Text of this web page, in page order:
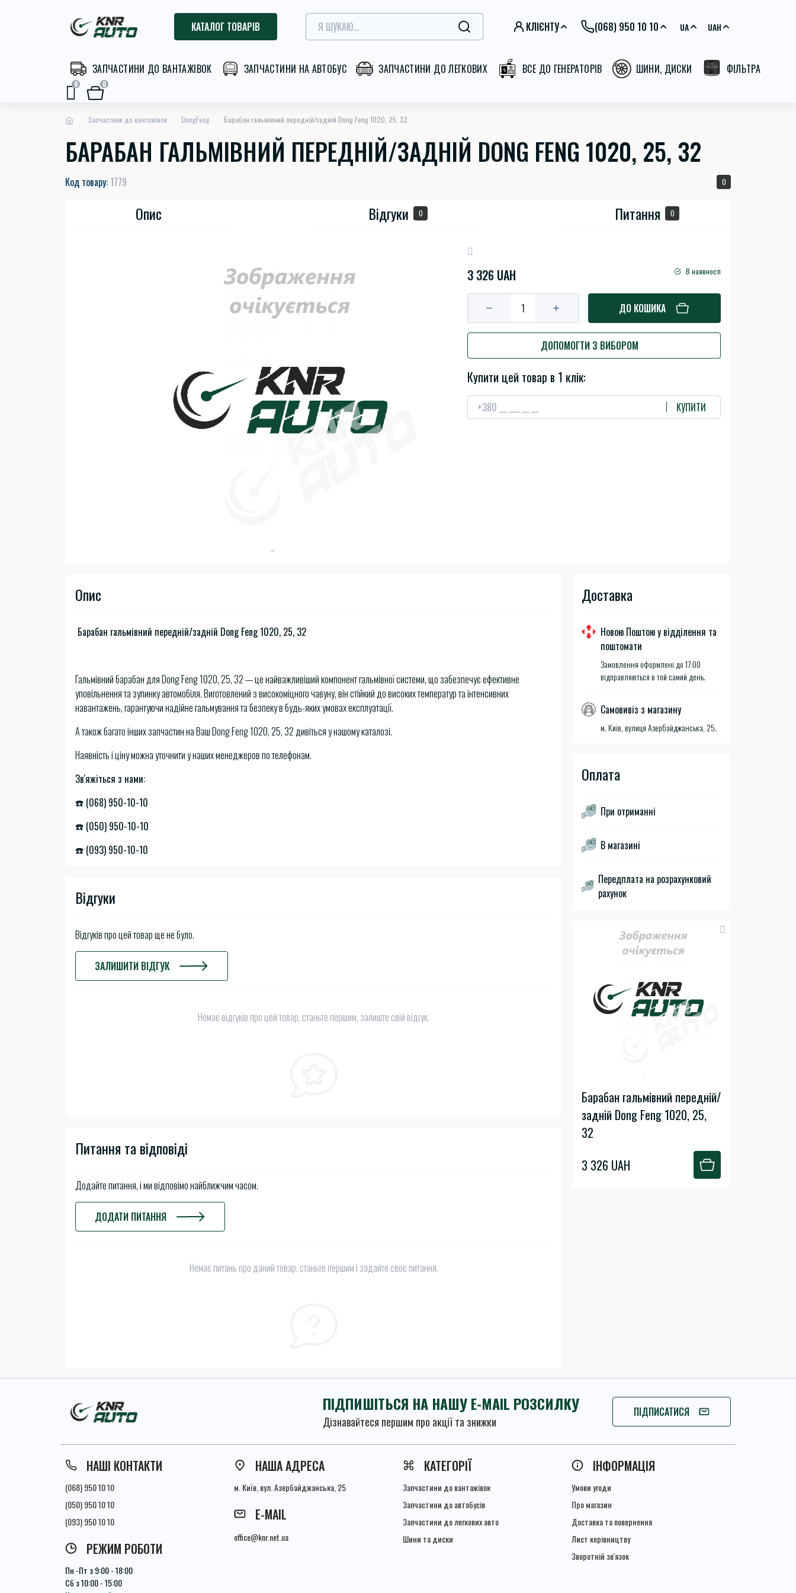
КАТАЛОГ ТОВАРІВ КЛІЄНТУ (068) 950 10 10 UA UAH
ЗАПЧАСТИНИ ДО ВАНТАЖІВОК ЗАПЧАСТИНИ НА АВТОБУС ЗАПЧАСТИНИ ДО ЛЕГКОВИХ ВСЕ ДО ГЕНЕРАТОРІВ ШИНИ, ДИСКИ ФІЛЬТРА
0 0
Запчастини до вантажівок DongFeng Барабан гальмівний передній/задній Dong Feng 1020, 25, 32
БАРАБАН ГАЛЬМІВНИЙ ПЕРЕДНІЙ/ЗАДНІЙ DONG FENG 1020, 25, 32
Код товару: 1779 0
Опис Відгуки 0 Питання 0
3 326 UAH В наявності
ДО КОШИКА
ДОПОМОГТИ З ВИБОРОМ
Купити цей товар в 1 клік:
КУПИТИ
Доставка
Новою Поштою у відділення та
поштомати
Замовлення оформлені до 17:00
відправляються в той самий день.
Самовивіз з магазину
м. Київ, вулиця Азербайджанська, 25.
Оплата
При отриманні
В магазині
Передплата на розрахунковий
рахунок
Барабан гальмівний передній/
задній Dong Feng 1020, 25,
32
3 326 UAH
Опис
Барабан гальмівний передній/задній Dong Feng 1020, 25, 32
Гальмівний барабан для Dong Feng 1020, 25, 32 — це найважливіший компонент гальмівної системи, що забезпечує ефективне
уповільнення та зупинку автомобіля. Виготовлений з високоміцного чавуну, він стійкий до високих температур та інтенсивних
навантажень, гарантуючи надійне гальмування та безпеку в будь-яких умовах експлуатації.
А також багато інших запчастин на Ваш Dong Feng 1020, 25, 32 дивіться у нашому каталозі.
Наявність і ціну можна уточнити у наших менеджеров по телефонам.
Зв'яжіться з нами:
☎️ (068) 950-10-10
☎️ (050) 950-10-10
☎️ (093) 950-10-10
Відгуки
Відгуків про цей товар ще не було.
ЗАЛИШИТИ ВІДГУК
Немає відгуків про цей товар, станьте першим, залиште свій відгук.
Питання та відповіді
Додайте питання, і ми відповімо найближчим часом.
ДОДАТИ ПИТАННЯ
Немає питань про даний товар, станьте першим і задайте своє питання.
ПІДПИШІТЬСЯ НА НАШУ E-MAIL РОЗСИЛКУ
Дізнавайтеся першим про акції та знижки
ПІДПИСАТИСЯ
ПІДПИШІТЬСЯ
НАШІ КОНТАКТИ
(068) 950 10 10
(050) 950 10 10
(093) 950 10 10
РЕЖИМ РОБОТИ
Пн -Пт з 9:00 - 18:00
Сб з 10:00 - 15:00
НАША АДРЕСА
м. Київ, вул. Азербайджанська, 25
E-MAIL
office@knr.net.ua
КАТЕГОРІЇ
Запчастини до вантажівок
Запчастини до автобусів
Запчастини до легкових авто
Шини та диски
ІНФОРМАЦІЯ
Умови угоди
Про магазин
Доставка та повернення
Лист керівництву
Зворотній зв'язок